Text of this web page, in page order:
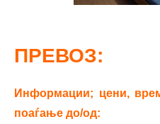
ПРЕВОЗ:
Информации; цени,
поаѓање до/од: